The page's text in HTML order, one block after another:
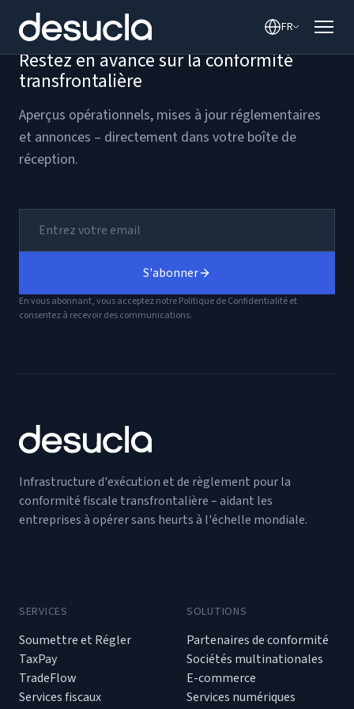
contenu
FR
Restez en avance sur la conformité
transfrontalière
Aperçus opérationnels, mises à jour réglementaires
et annonces – directement dans votre boîte de
réception.
S'abonner
En vous abonnant, vous acceptez notre Politique de Confidentialité et
consentez à recevoir des communications.
Infrastructure d'exécution et de règlement pour la
conformité fiscale transfrontalière – aidant les
entreprises à opérer sans heurts à l'échelle mondiale.
SERVICES
Soumettre et Régler
TaxPay
TradeFlow
Services fiscaux
SOLUTIONS
Partenaires de conformité
Sociétés multinationales
E-commerce
Services numériques